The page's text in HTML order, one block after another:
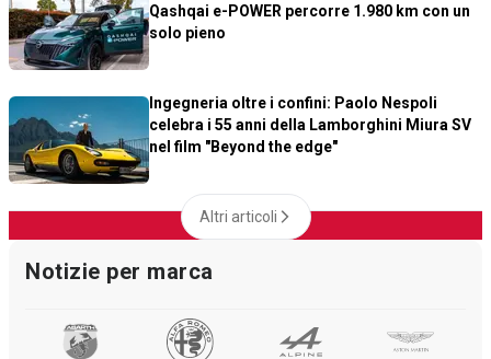
Qashqai e-POWER percorre 1.980 km con un
solo pieno
Ingegneria oltre i confini: Paolo Nespoli
celebra i 55 anni della Lamborghini Miura SV
nel film "Beyond the edge"
Altri articoli
Notizie per marca